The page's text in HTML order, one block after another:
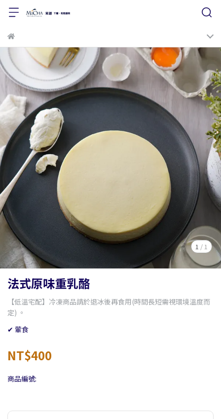
1 / 1
法式原味重乳酪
【低溫宅配】冷凍商品請於退冰後再食用(時間長短需視環境溫度而
定) 。
✔ 葷食
NT$400
商品編號: